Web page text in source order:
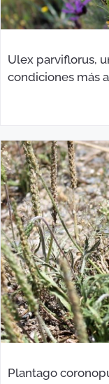
Ulex parviflorus,
condiciones más
Plantago